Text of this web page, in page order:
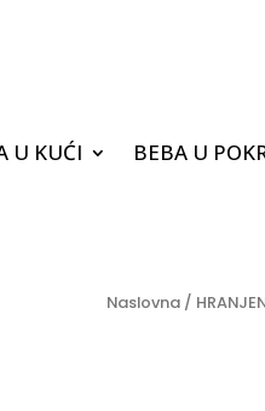
U KUĆI BEBA U
Naslovna /